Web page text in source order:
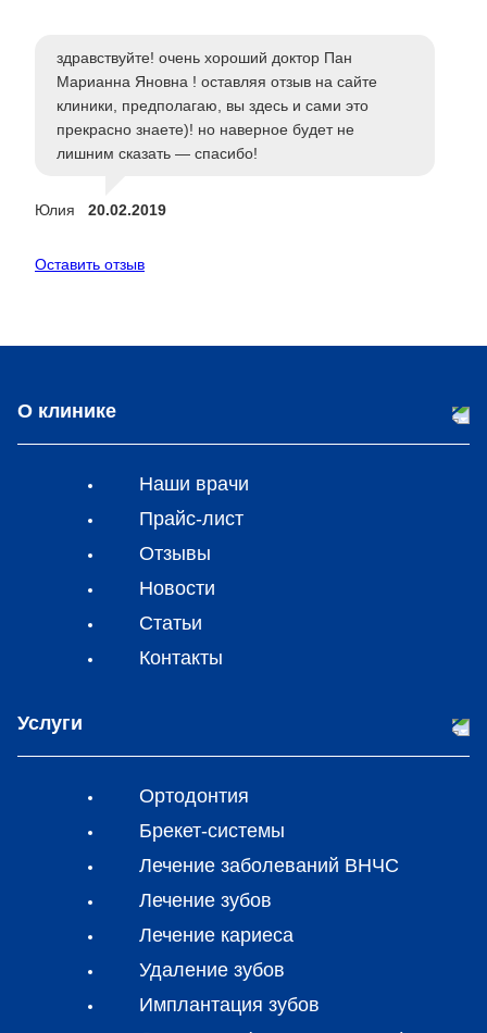
здравствуйте! очень хороший доктор Пан
Марианна Яновна ! оставляя отзыв на сайте
клиники, предполагаю, вы здесь и сами это
прекрасно знаете)! но наверное будет не
лишним сказать — спасибо!
Юлия 20.02.2019
Оставить отзыв
О клинике
Наши врачи
Прайс-лист
Отзывы
Новости
Статьи
Контакты
Услуги
Ортодонтия
Брекет-системы
Лечение заболеваний ВНЧС
Лечение зубов
Лечение кариеса
Удаление зубов
Имплантация зубов